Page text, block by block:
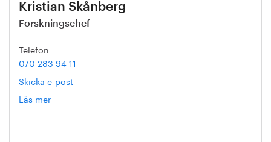
Kristian Skånberg
Forskningschef
Telefon
070 283 94 11
Skicka e-post
Läs mer